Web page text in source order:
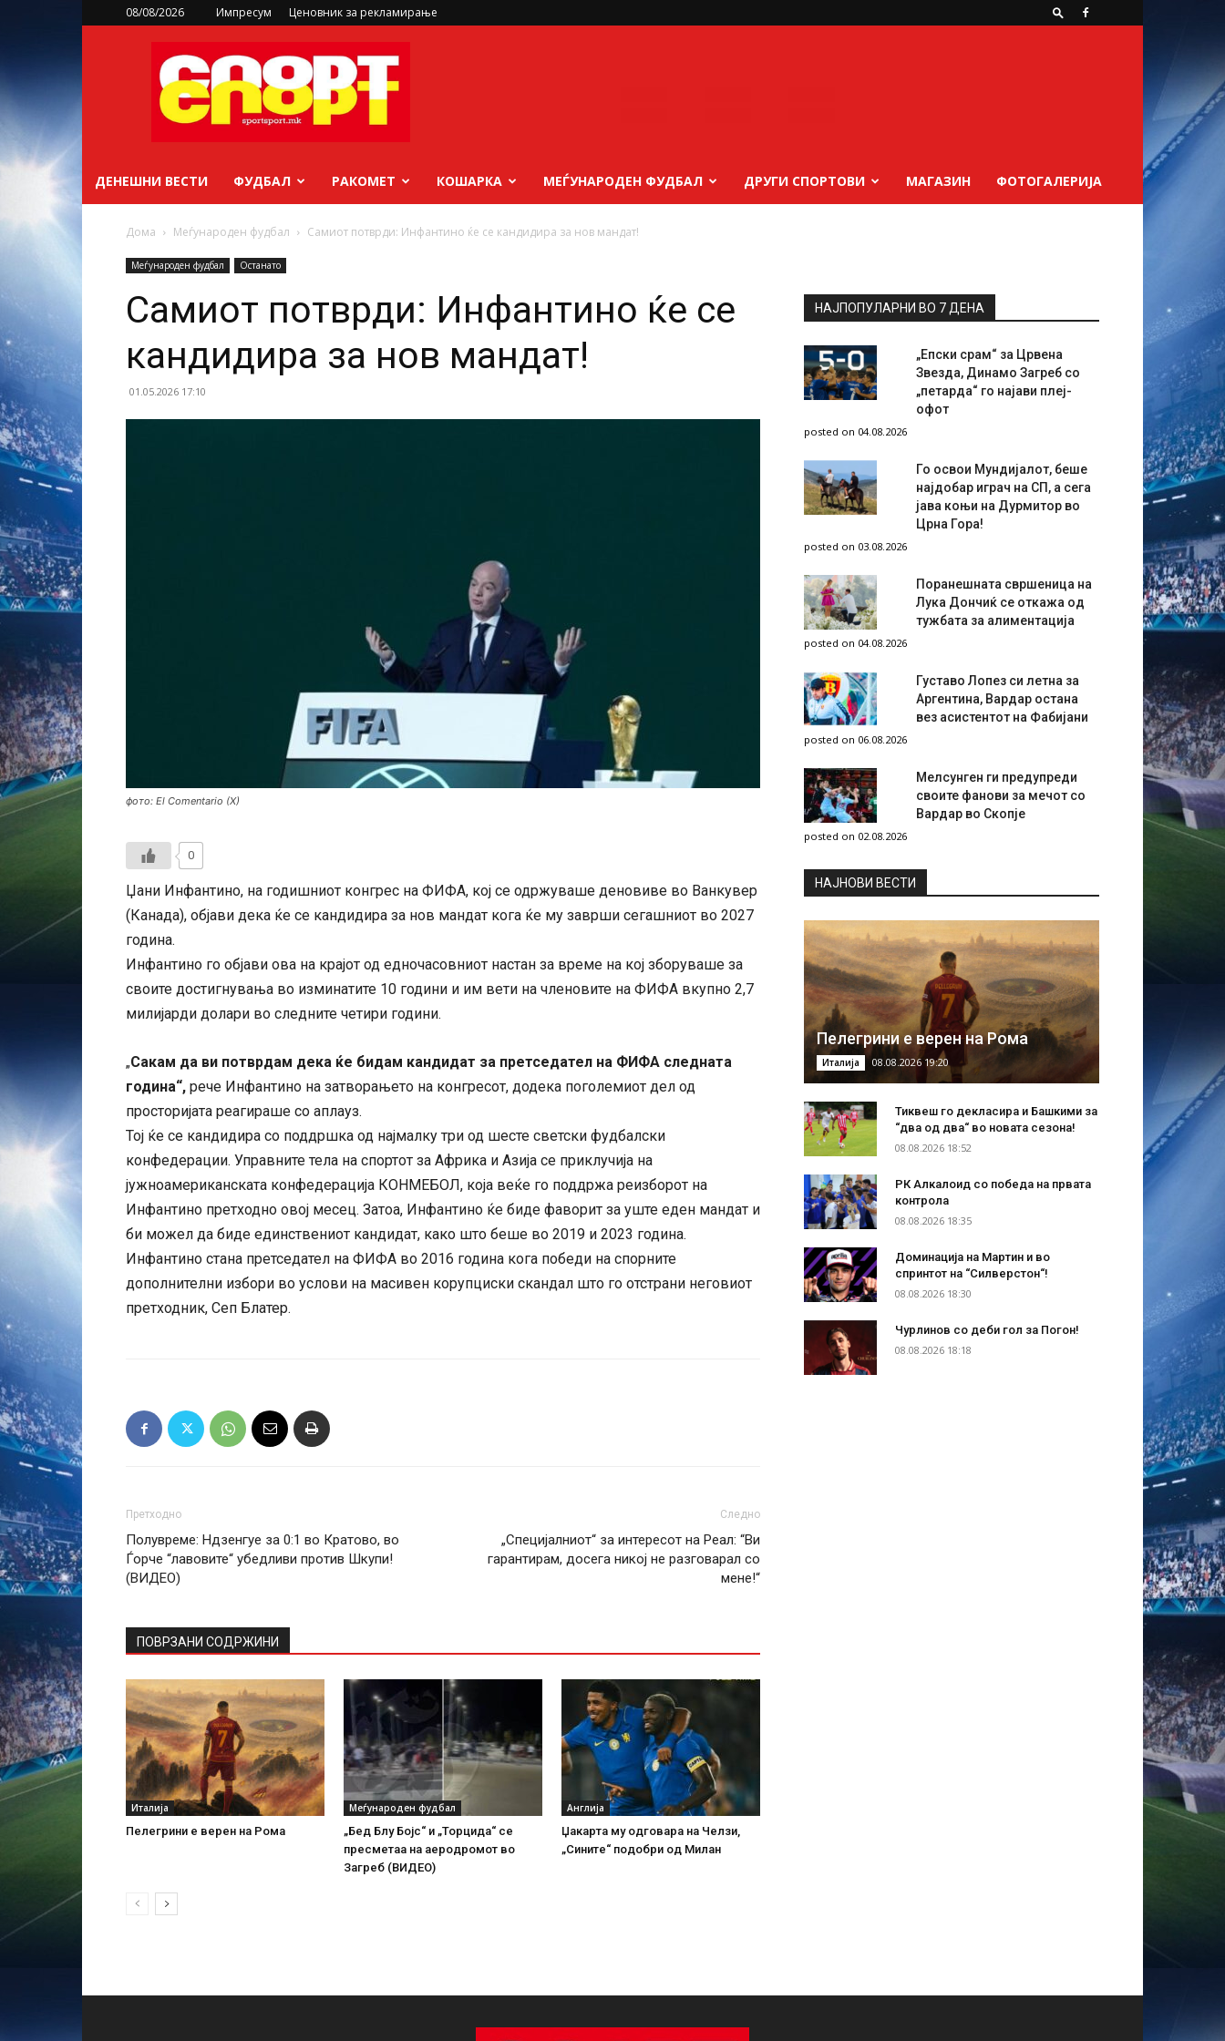
08/08/2026 Импресум Ценовник за рекламирање
sportsport.mk
ДЕНЕШНИ ВЕСТИ ФУДБАЛ РАКОМЕТ КОШАРКА МЕЃУНАРОДЕН ФУДБАЛ ДРУГИ СПОРТОВИ МАГАЗИН ФОТОГАЛЕРИЈА
Дома Меѓународен фудбал Самиот потврди: Инфантино ќе се кандидира за нов мандат!
Меѓународен фудбал Останато
Самиот потврди: Инфантино ќе се
кандидира за нов мандат!
01.05.2026 17:10
фото: El Comentario (X)
0
Џани Инфантино, на годишниот конгрес на ФИФА, кој се одржуваше деновиве во Ванкувер
(Канада), објави дека ќе се кандидира за нов мандат кога ќе му заврши сегашниот во 2027
година.
Инфантино го објави ова на крајот од едночасовниот настан за време на кој зборуваше за
своите достигнувања во изминатите 10 години и им вети на членовите на ФИФА вкупно 2,7
милијарди долари во следните четири години.
„Сакам да ви потврдам дека ќе бидам кандидат за претседател на ФИФА следната
година“, рече Инфантино на затворањето на конгресот, додека поголемиот дел од
просторијата реагираше со аплауз.
Тој ќе се кандидира со поддршка од најмалку три од шесте светски фудбалски
конфедерации. Управните тела на спортот за Африка и Азија се приклучија на
јужноамериканската конфедерација КОНМЕБОЛ, која веќе го поддржа реизборот на
Инфантино претходно овој месец. Затоа, Инфантино ќе биде фаворит за уште еден мандат и
би можел да биде единствениот кандидат, како што беше во 2019 и 2023 година.
Инфантино стана претседател на ФИФА во 2016 година кога победи на спорните
дополнителни избори во услови на масивен корупциски скандал што го отстрани неговиот
претходник, Сеп Блатер.
Претходно
Полувреме: Ндзенгуе за 0:1 во Кратово, во
Ѓорче “лавовите“ убедливи против Шкупи!
(ВИДЕО)
Следно
„Специјалниот“ за интересот на Реал: “Ви
гарантирам, досега никој не разговарал со
мене!“
ПОВРЗАНИ СОДРЖИНИ
Италија
Пелегрини е верен на Рома
Меѓународен фудбал
„Бед Блу Бојс“ и „Торцида“ се
пресметаа на аеродромот во
Загреб (ВИДЕО)
Англија
Џакарта му одговара на Челзи,
„Сините“ подобри од Милан
НАЈПОПУЛАРНИ ВО 7 ДЕНА
„Епски срам“ за Црвена
Звезда, Динамо Загреб со
„петарда“ го најави плеј-
офот
posted on 04.08.2026
Го освои Мундијалот, беше
најдобар играч на СП, а сега
јава коњи на Дурмитор во
Црна Гора!
posted on 03.08.2026
Поранешната свршеница на
Лука Дончиќ се откажа од
тужбата за алиментација
posted on 04.08.2026
Густаво Лопез си летна за
Аргентина, Вардар остана
вез асистентот на Фабијани
posted on 06.08.2026
Мелсунген ги предупреди
своите фанови за мечот со
Вардар во Скопје
posted on 02.08.2026
НAЈНОВИ ВЕСТИ
Пелегрини е верен на Рома
Италија 08.08.2026 19:20
Тиквеш го декласира и Башкими за
“два од два“ во новата сезона!
08.08.2026 18:52
РК Алкалоид со победа на првата
контрола
08.08.2026 18:35
Доминација на Мартин и во
спринтот на “Силверстон“!
08.08.2026 18:30
Чурлинов со деби гол за Погон!
08.08.2026 18:18